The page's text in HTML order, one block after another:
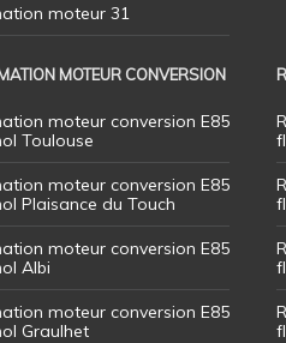
moteur 31
MOTEUR CONVERSION
moteur conversion E85
Toulouse
moteur conversion E85
Plaisance du Touch
moteur conversion E85
Albi
moteur conversion E85
Graulhet